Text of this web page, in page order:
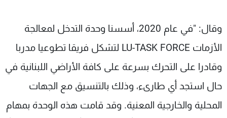
وقال: "في عام 2020، أسسنا وحدة التدخل لمعالجة
الأزمات LU-TASK FORCE لتشكل فريقا تطوعيا مدربا
وقادرا على التحرك بسرعة على كافة الأراضي اللبنانية في
حال استجد أي طارىء، وذلك بالتنسيق مع الجهات
المحلية والخارجية المعنية. وقد قامت هذه الوحدة بمهام